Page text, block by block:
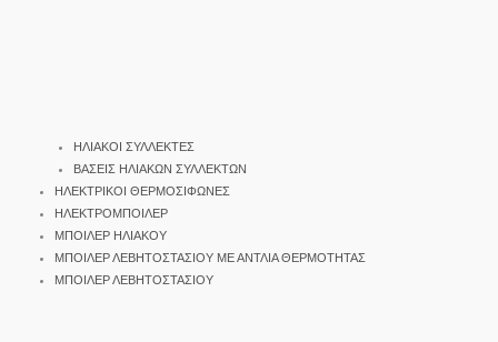
ΗΛΙΑΚΟΙ ΣΥΛΛΕΚΤΕΣ
ΒΑΣΕΙΣ ΗΛΙΑΚΩΝ ΣΥΛΛΕΚΤΩΝ
ΗΛΕΚΤΡΙΚΟΙ ΘΕΡΜΟΣΙΦΩΝΕΣ
ΗΛΕΚΤΡΟΜΠΟΙΛΕΡ
ΜΠΟΙΛΕΡ ΗΛΙΑΚΟΥ
ΜΠΟΙΛΕΡ ΛΕΒΗΤΟΣΤΑΣΙΟΥ ΜΕ ΑΝΤΛΙΑ ΘΕΡΜΟΤΗΤΑΣ
ΜΠΟΙΛΕΡ ΛΕΒΗΤΟΣΤΑΣΙΟΥ